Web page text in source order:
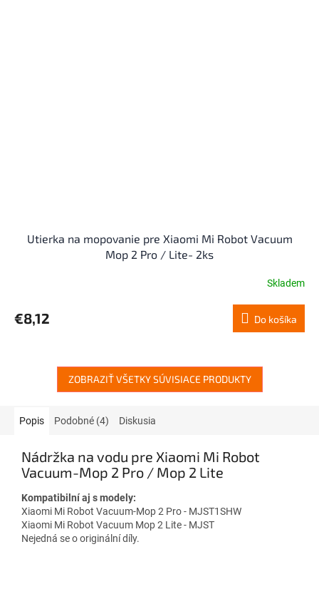
Utierka na mopovanie pre Xiaomi Mi Robot Vacuum
Mop 2 Pro / Lite- 2ks
Skladem
€8,12 Do košíka
ZOBRAZIŤ VŠETKY SÚVISIACE PRODUKTY
Popis Podobné (4) Diskusia
Nádržka na vodu pre Xiaomi Mi Robot
Vacuum-Mop 2 Pro / Mop 2 Lite
Kompatibilní aj s modely:
Xiaomi Mi Robot Vacuum-Mop 2 Pro - MJST1SHW
Xiaomi Mi Robot Vacuum Mop 2 Lite - MJST
Nejedná se o originální díly.